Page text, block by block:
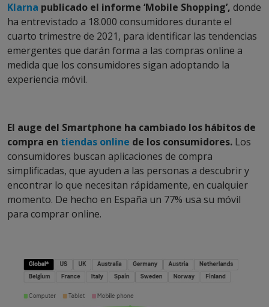
Klarna publicado el informe ‘Mobile Shopping’, donde
ha entrevistado a 18.000 consumidores durante el
cuarto trimestre de 2021, para identificar las tendencias
emergentes que darán forma a las compras online a
medida que los consumidores sigan adoptando la
experiencia móvil.
El auge del Smartphone ha cambiado los hábitos de
compra en tiendas online de los consumidores. Los
consumidores buscan aplicaciones de compra
simplificadas, que ayuden a las personas a descubrir y
encontrar lo que necesitan rápidamente, en cualquier
momento. De hecho en España un 77% usa su móvil
para comprar online.